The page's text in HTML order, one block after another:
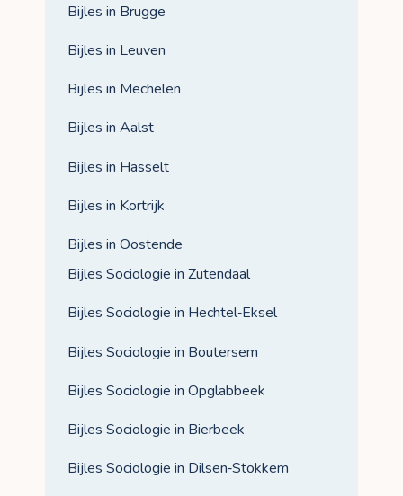
Bijles in Brugge
Bijles in Leuven
Bijles in Mechelen
Bijles in Aalst
Bijles in Hasselt
Bijles in Kortrijk
Bijles in Oostende
Bijles Sociologie in Zutendaal
Bijles Sociologie in Hechtel‑Eksel
Bijles Sociologie in Boutersem
Bijles Sociologie in Opglabbeek
Bijles Sociologie in Bierbeek
Bijles Sociologie in Dilsen‑Stokkem